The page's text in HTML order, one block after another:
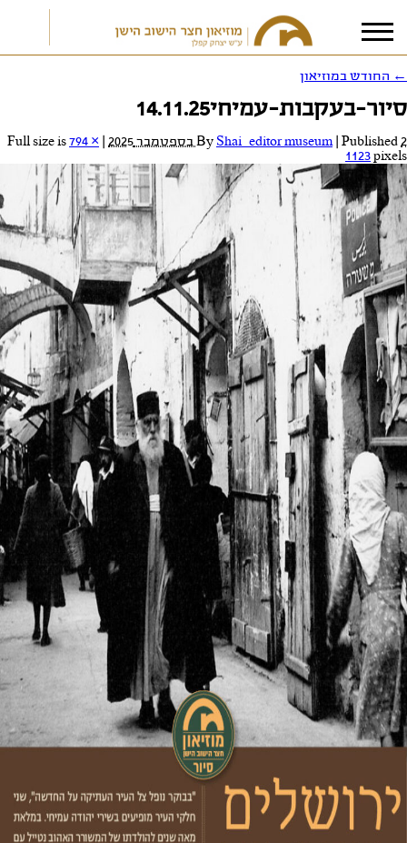
אני מאשר/ת אתתנאי הפרטיות
← החודש במוזיאון
סיור-בעקבות-עמיחי14.11.25
By Shai_editor museum Published2 בספטמבר 2025
794 ×
1123pixels